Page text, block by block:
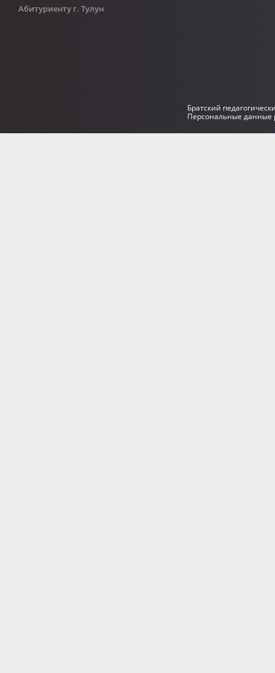
Абитуриенту г. Тулун
Братский
Персональные данные